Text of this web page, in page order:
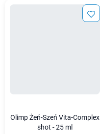
Olimp Żeń-Szeń Vita-Complex
shot - 25 ml